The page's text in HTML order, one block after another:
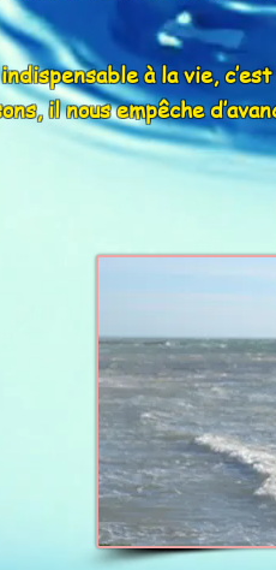
à la vie,
il nous empêche